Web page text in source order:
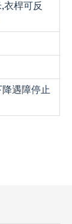
衣桿可反
遇障停止